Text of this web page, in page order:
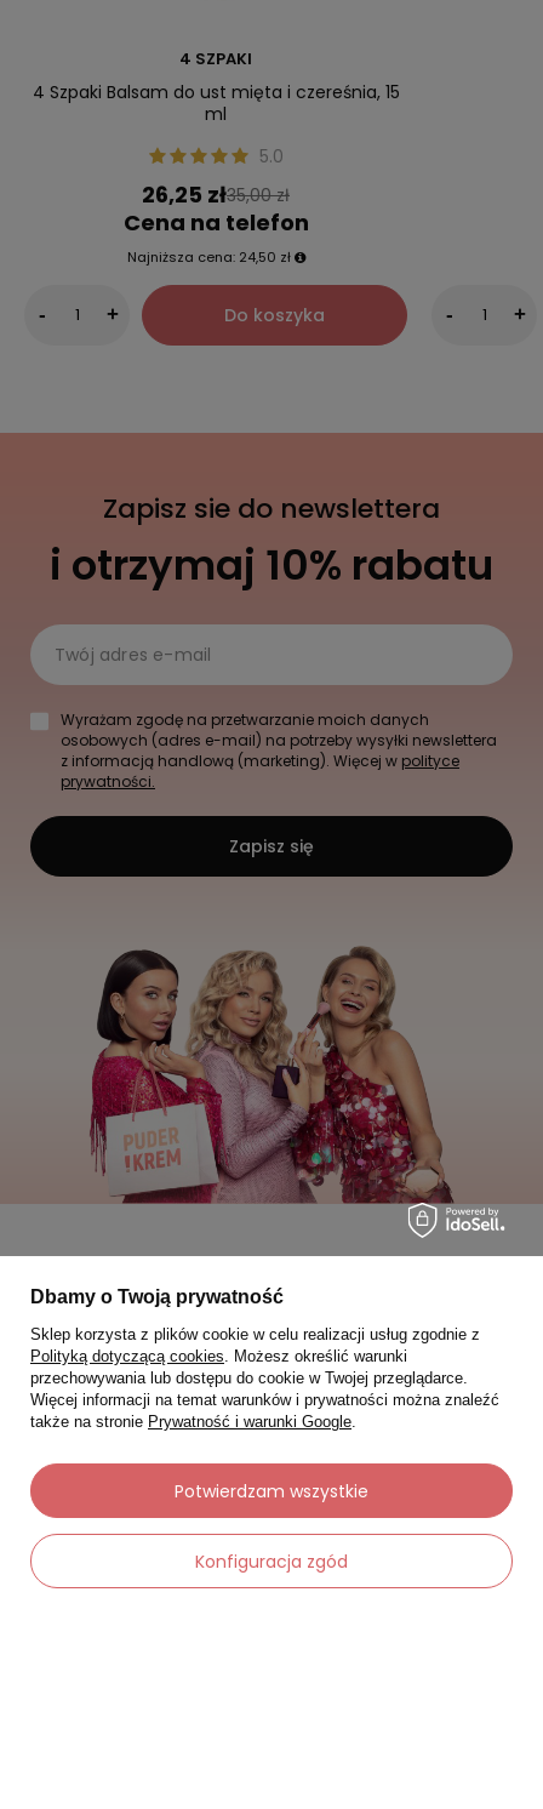
4 SZPAKI
4 Szpaki Balsam do ust mięta i czereśnia, 15
ml
5.0
26,25 zł35,00 zł
Cena na telefon
Najniższa cena: 24,50 zł
- + Do koszyka - +
Zapisz sie do newslettera
i otrzymaj 10% rabatu
Twój adres e-mail
Wyrażam zgodę na przetwarzanie moich danych
osobowych (adres e-mail) na potrzeby wysyłki newslettera
z informacją handlową (marketing). Więcej w polityce
prywatności.
Zapisz się
Moje zamówienia
Status zamówienia
Śledzenie przesyłki
Chcę zareklamować produkt
Chcę zwrócić produkt
Chcę wymienić towar
Kontakt
Dbamy o Twoją prywatność
Sklep korzysta z plików cookie w celu realizacji usług zgodnie z
Polityką dotyczącą cookies. Możesz określić warunki
przechowywania lub dostępu do cookie w Twojej przeglądarce.
Więcej informacji na temat warunków i prywatności można znaleźć
także na stronie Prywatność i warunki Google.
Konfiguracja zgód
Potwierdzam wszystkie